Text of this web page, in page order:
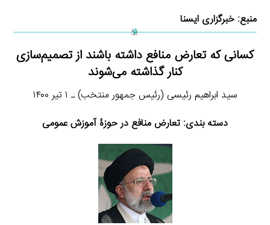
منبع:خبرگزاری ایسنا
کسانی که تعارض منافع داشته باشند از تصمیم‌سازی
کنار گذاشته می‌شوند
سید ابراهیم رئیسی (رئیس جمهور منتخب) ـ ۱ تیر ۱۴۰۰
دسته بندی: تعارض منافع در حوزۀ آموزش عمومی